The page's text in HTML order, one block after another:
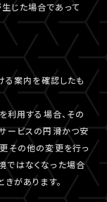
じた場合であって
案内を確認したも
利用する場合、その
ービスの円滑かつ安
その他の変更を行っ
ではなくなった場合
があります。